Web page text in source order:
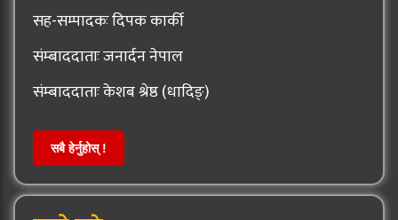
सह-सम्पादकः दिपक कार्की
संम्बाददाताः जनार्दन नेपाल
संम्बाददाताः केशब श्रेष्ठ (धादिङ्)
सबै हेर्नुहोस् !